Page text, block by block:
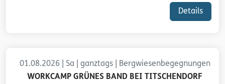
Details
01.08.2026 | Sa | ganztags | Bergwiesenbegegnungen
WORKCAMP GRÜNES BAND BEI TITSCHENDORF